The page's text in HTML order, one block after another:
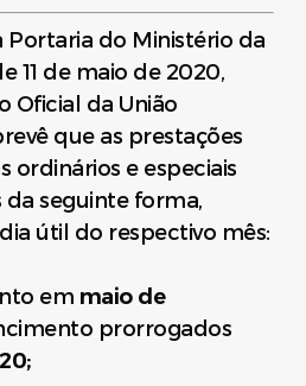
Portaria do Ministério da
11 de maio de 2020,
Oficial da União
que as prestações
ordinários e especiais
seguinte forma,
útil do respectivo mês:
em maio de
prorrogados